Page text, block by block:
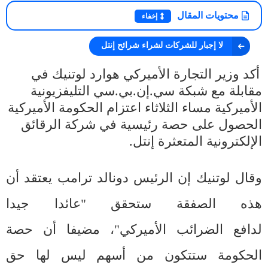
محتويات المقال إخفاء
لا إجبار للشركات لشراء شرائح إنتل
أكد وزير التجارة الأميركي هوارد لوتنيك في
مقابلة مع شبكة سي.إن.بي.سي التليفزيونية
الأميركية مساء الثلاثاء اعتزام الحكومة الأميركية
الحصول على حصة رئيسية في شركة الرقائق
الإلكترونية المتعثرة إنتل.
وقال لوتنيك إن الرئيس دونالد ترامب يعتقد أن
هذه الصفقة ستحقق "عائدا جيدا
لدافع الضرائب الأميركي"، مضيفا أن حصة
الحكومة ستتكون من أسهم ليس لها حق